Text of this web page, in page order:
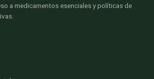
a medicamentos esenciales y políticas de